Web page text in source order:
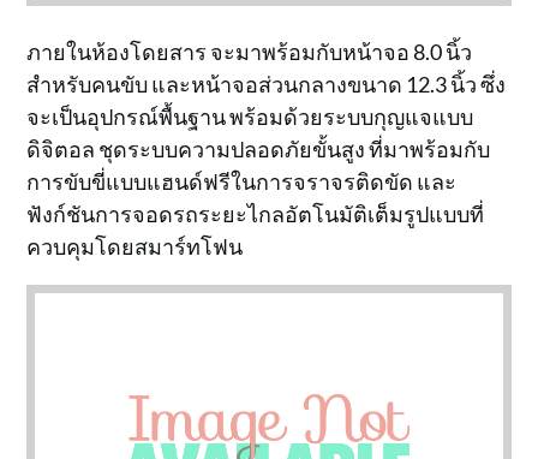
ภายในห้องโดยสาร จะมาพร้อมกับหน้าจอ 8.0 นิ้ว
สำหรับคนขับ และหน้าจอส่วนกลางขนาด 12.3 นิ้ว ซึ่ง
จะเป็นอุปกรณ์พื้นฐาน พร้อมด้วยระบบกุญแจแบบ
ดิจิตอล ชุดระบบความปลอดภัยขั้นสูง ที่มาพร้อมกับ
การขับขี่แบบแฮนด์ฟรีในการจราจรติดขัด และ
ฟังก์ชันการจอดรถระยะไกลอัตโนมัติเต็มรูปแบบที่
ควบคุมโดยสมาร์ทโฟน